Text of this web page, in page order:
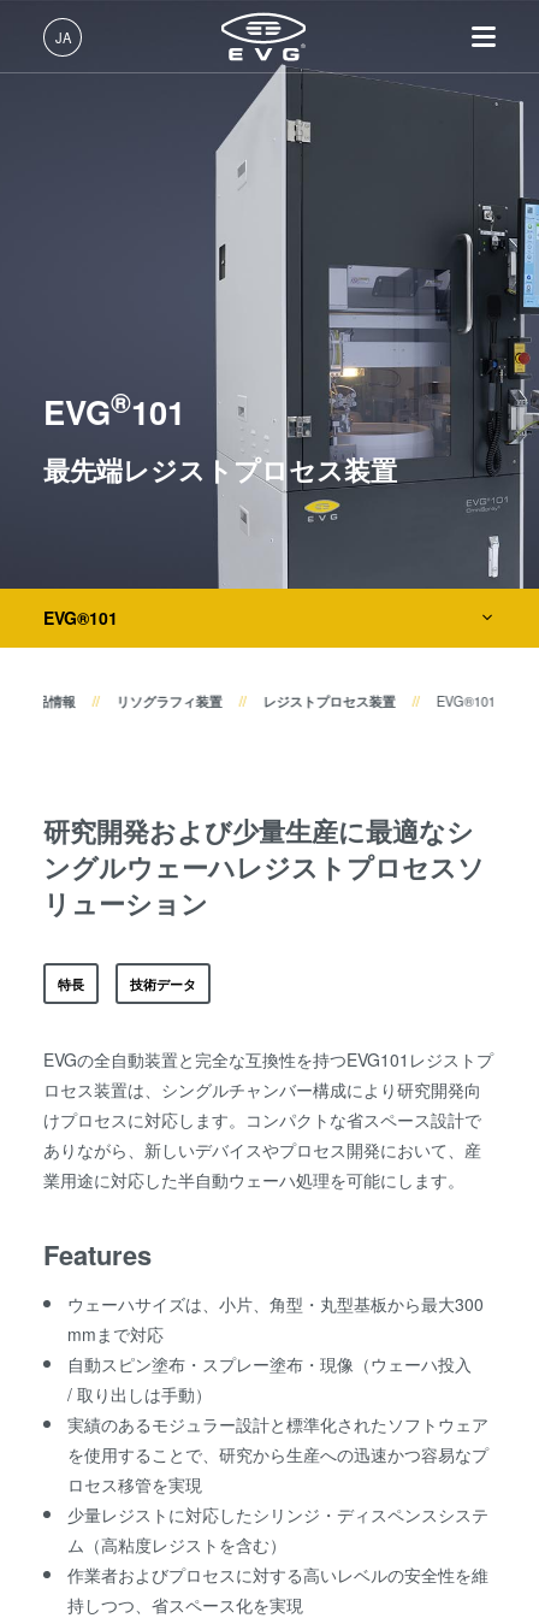
JA
ナノインプリント・リソグラ
フィ（NIL）装置
ウェーハ接合装置
検査・計測装置
プロセス開発サービス
MLE™ マスクレス・リソグ
ラフィ
ナノインプリント・リソグラ
フィ（NIL） - SmartNIL®
ウェーハレベル・オプティク
ス（WLO）
光リソグラフィ
レジストプロセス
仮接合・剥離
金属拡散接合
フュージョン/ハイブリッド接
リッド接合
ComBond® 高真空ウェーハ
接合技術
ニュース
展示会・セミナー
サプライヤーおよびパートナ
ー企業
R&D Projects
EVGライフ
INSIDER
How do I become an Insider?
お問い合わせ
EVG®101
最先端レジストプロセス装置
EVG®101
リソグラフィ装置
マスクアライメント装置
LITHOSCALE® マスクレス露光リソグラフィシステム
レジストプロセス装置
ナノインプリント・リソグラフィ（NIL）装置
検査・計測装置
製品情報 リソグラフィ装置 レジストプロセス装置 EVG®101
研究開発および少量生産に最適なシ
ングルウェーハレジストプロセスソ
リューション
特長 技術データ
EVGの全自動装置と完全な互換性を持つEVG101レジストプ
ロセス装置は、シングルチャンバー構成により研究開発向
けプロセスに対応します。コンパクトな省スペース設計で
ありながら、新しいデバイスやプロセス開発において、産
業用途に対応した半自動ウェーハ処理を可能にします。
Features
ウェーハサイズは、小片、角型・丸型基板から最大300
mmまで対応
自動スピン塗布・スプレー塗布・現像（ウェーハ投入
/ 取り出しは手動）
実績のあるモジュラー設計と標準化されたソフトウェア
を使用することで、研究から生産への迅速かつ容易なプ
ロセス移管を実現
少量レジストに対応したシリンジ・ディスペンスシステ
ム（高粘度レジストを含む）
作業者およびプロセスに対する高いレベルの安全性を維
持しつつ、省スペース化を実現